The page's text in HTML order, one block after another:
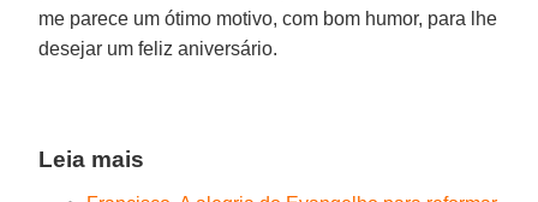
me parece um ótimo motivo, com bom humor, para lhe
desejar um feliz aniversário.
Leia mais